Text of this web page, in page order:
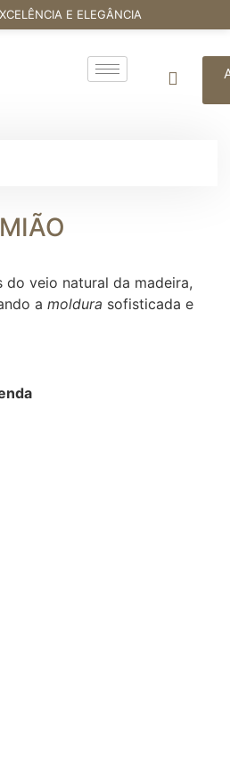
E ELEGÂNCIA
do veio natural da madeira,
a moldura sofisticada e